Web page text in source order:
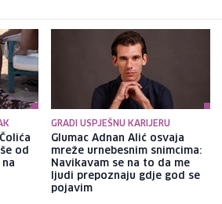
od
GRADI USPJEŠNU KARIJERU
Glumac Adnan Alić osvaja
mreže urnebesnim snimcima:
Navikavam se na to da me
ljudi prepoznaju gdje god se
pojavim